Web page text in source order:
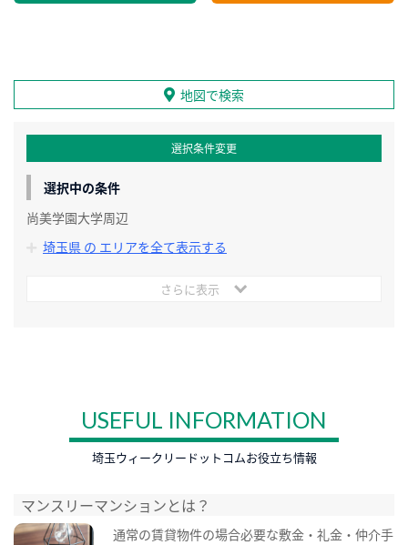
地図で検索
選択条件変更
選択中の条件
尚美学園大学周辺
埼玉県 の エリアを全て表示する
さらに表示
USEFUL INFORMATION
埼玉ウィークリードットコムお役立ち情報
マンスリーマンションとは？
通常の賃貸物件の場合必要な敷金・礼金・仲介手